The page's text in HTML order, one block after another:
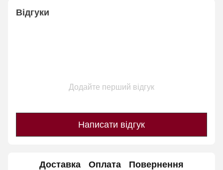
Відгуки
Додайте перший відгук
Написати відгук
Доставка Оплата Повернення